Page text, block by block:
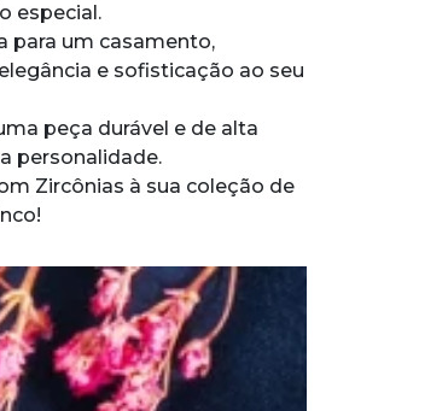
especial.
para um casamento,
e sofisticação ao seu
peça durável e de alta
personalidade.
Zircônias à sua coleção de